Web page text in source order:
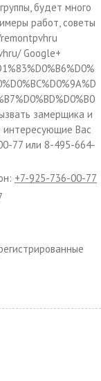
будет много
работ, советы
Google+
замерщика и
интересующие Вас
77 или 8-495-664-
: +7-925-736-00-77